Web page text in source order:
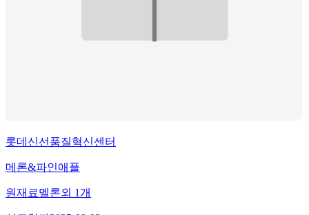
롯데신선품질혁신센터
메론&파인애플
원재료멜론외 1개